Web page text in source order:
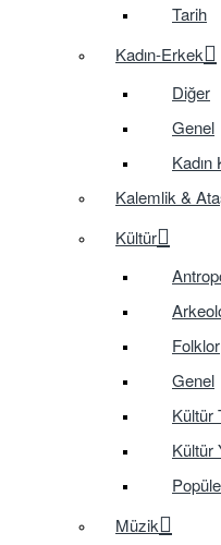
Tarih
Kadın-Erkek
Diğer
Genel
Kadın
Kalemlik &
Kültür
Folklor
Genel
Kültür
Kültür
Müzik